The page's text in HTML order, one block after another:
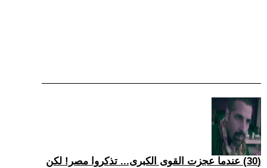
(30) عندما عجزت القوى الكبرى... تذكروا مصر! لكن